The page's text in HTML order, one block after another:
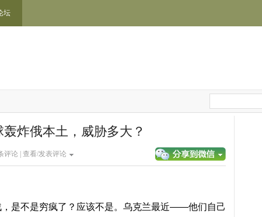
坛
炸俄本土，威胁多大？
评论 | 查看/发表评论
是不是穷疯了？应该不是。乌克兰最近——他们自己